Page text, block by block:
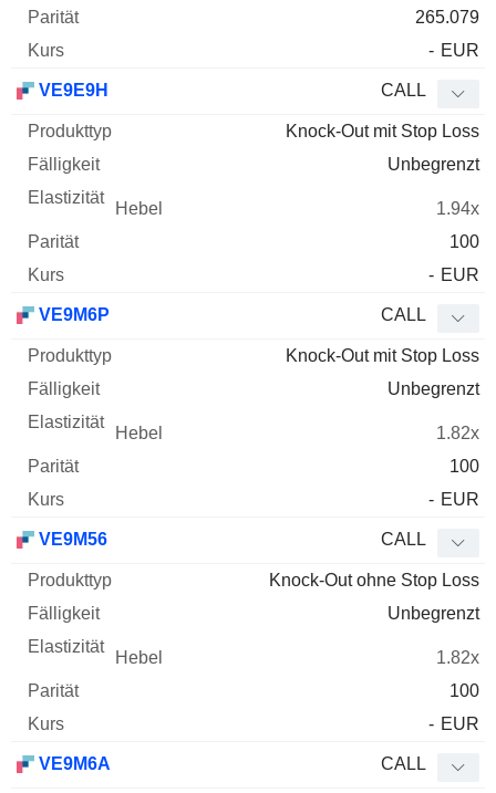
265.079
- EUR
VE9E9H CALL
Knock-Out mit Stop Loss
Unbegrenzt
1.94x
100
- EUR
VE9M6P CALL
Knock-Out mit Stop Loss
Unbegrenzt
1.82x
100
- EUR
VE9M56 CALL
Knock-Out ohne Stop Loss
Unbegrenzt
1.82x
100
- EUR
VE9M6A CALL